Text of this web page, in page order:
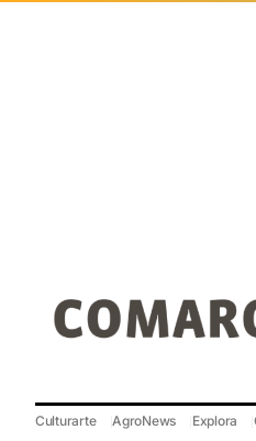
Culturarte AgroNews Explora